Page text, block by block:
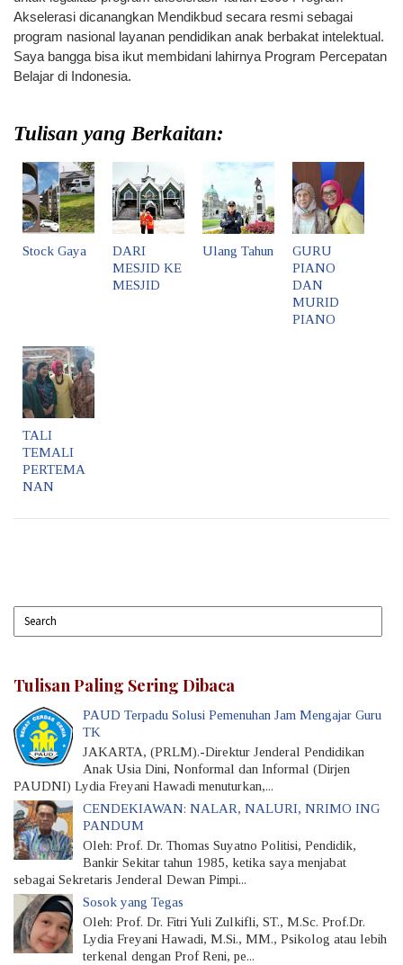
Akselerasi dicanangkan Mendikbud secara resmi sebagai
program nasional layanan pendidikan anak berbakat intelektual.
Saya bangga bisa ikut membidani lahirnya Program Percepatan
Belajar di Indonesia.
Tulisan yang Berkaitan:
Stock Gaya
DARI
MESJID KE
MESJID
Ulang Tahun
GURU
PIANO
DAN
MURID
PIANO
TALI
TEMALI
PERTEMA
NAN
Tulisan Paling Sering Dibaca
PAUD Terpadu Solusi Pemenuhan Jam Mengajar Guru
TK
JAKARTA, (PRLM).-Direktur Jenderal Pendidikan
Anak Usia Dini, Nonformal dan Informal (Dirjen
PAUDNI) Lydia Freyani Hawadi menuturkan,...
CENDEKIAWAN: NALAR, NALURI, NRIMO ING
PANDUM
Oleh: Prof. Dr. Thomas Suyatno Politisi, Pendidik,
Bankir Sekitar tahun 1985, ketika saya menjabat
sebagai Sekretaris Jenderal Dewan Pimpi...
Sosok yang Tegas
Oleh: Prof. Dr. Fitri Yuli Zulkifli, ST., M.Sc. Prof.Dr.
Lydia Freyani Hawadi, M.Si., MM., Psikolog atau lebih
terkenal dengan Prof Reni, pe...